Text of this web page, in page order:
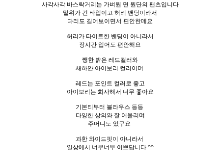
사각사각 바스락거리는 가벼원 면 원단의 팬츠입니다
밑위가 긴 타입이고 허리 밴딩이라서
다리도 길어보이면서 편안한데요
허리가 타이트한 밴딩이 아니라서
장시간 입어도 편안해요
쨍한 밝은 레드컬러와
새하얀 아이보리 컬러이며
레드는 포인트 컬러로 좋고
아이보리는 화사해서 너무 좋아요
기본티부터 블라우스 등등
다양한 상의와 잘 어울리며
주머니도 있구요
과한 와이드핏이 아니라서
일상에서 너무너무 이쁘답니다 ^^